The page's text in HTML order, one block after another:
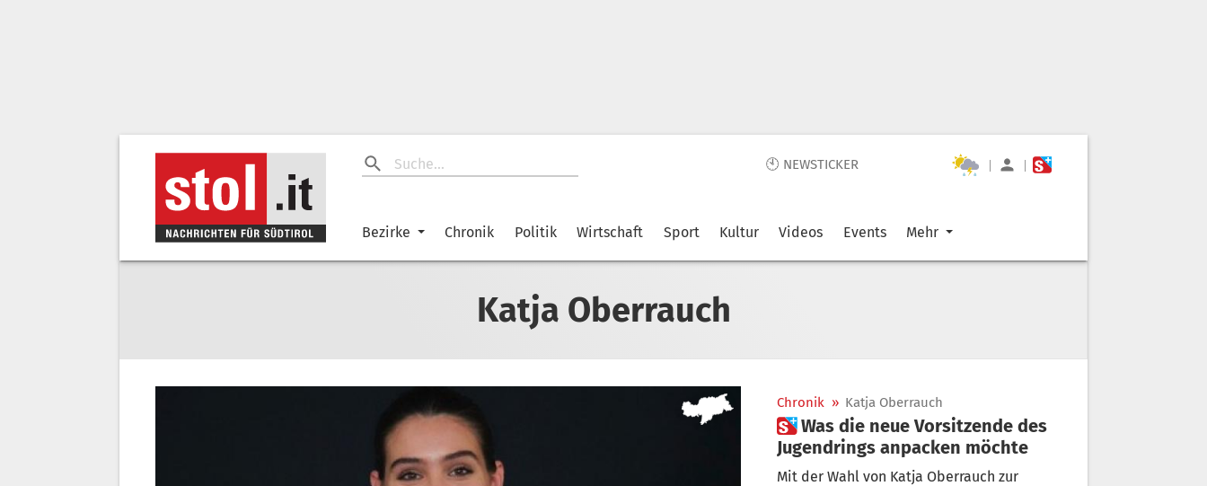
🕙 NEWSTICKER | |
Bezirke Chronik Politik Wirtschaft Sport Kultur Videos Events Mehr
Katja Oberrauch
Chronik » Katja Oberrauch
 Was die neue Vorsitzende des
Jugendrings anpacken möchte
Mit der Wahl von Katja Oberrauch zur